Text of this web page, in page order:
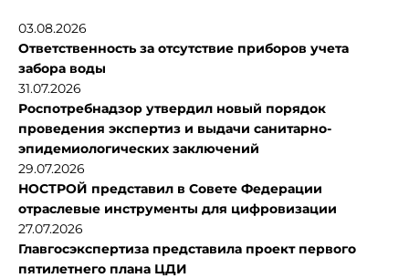
03.08.2026
Ответственность за отсутствие приборов учета
забора воды
31.07.2026
Роспотребнадзор утвердил новый порядок
проведения экспертиз и выдачи санитарно-
эпидемиологических заключений
29.07.2026
НОСТРОЙ представил в Совете Федерации
отраслевые инструменты для цифровизации
27.07.2026
Главгосэкспертиза представила проект первого
пятилетнего плана ЦДИ